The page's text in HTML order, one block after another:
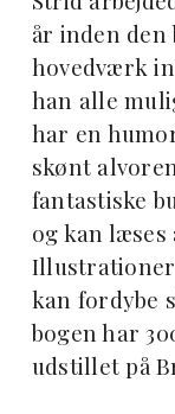
år inden den
hovedværk
han alle
har en
skønt
fantastiske
og kan
kan fordybe
bogen har
udstillet på